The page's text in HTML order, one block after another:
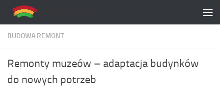
Skip to content
BUDOWA REMONT
Remonty muzeów – adaptacja budynków
do nowych potrzeb